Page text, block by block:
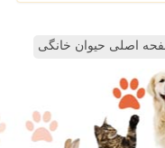
اصلی حیوان خانگی